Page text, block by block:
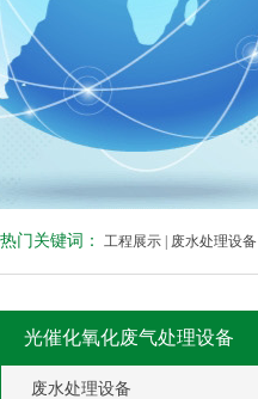
热门关键词： 工程展示 废水处理设备
光催化氧化废气处理设备
废水处理设备